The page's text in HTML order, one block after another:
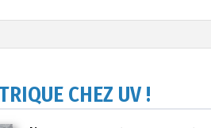
CHEZ UV !